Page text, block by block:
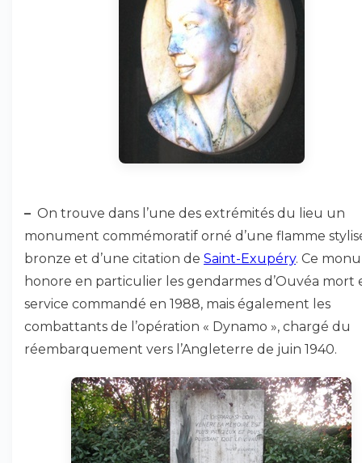
– On trouve dans l’une des extrémités du lieu un
monument commémoratif orné d’une flamme
bronze et d’une citation de Saint-Exupéry. Ce
honore en particulier les gendarmes d’Ouvéa mort
service commandé en 1988, mais également les
combattants de l’opération « Dynamo », chargé du
réembarquement vers l’Angleterre de juin 1940.